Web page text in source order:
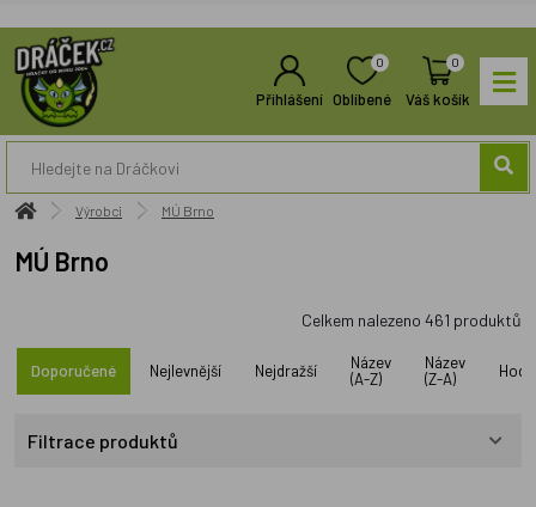
Přihlášení
0
Oblíbené
0
Váš košík
Výrobci MÚ Brno
MÚ Brno
Celkem nalezeno 461 produktů
Doporučené Nejlevnější Nejdražší
Název
(A-Z)
Název
(Z-A)
Filtrace produktů